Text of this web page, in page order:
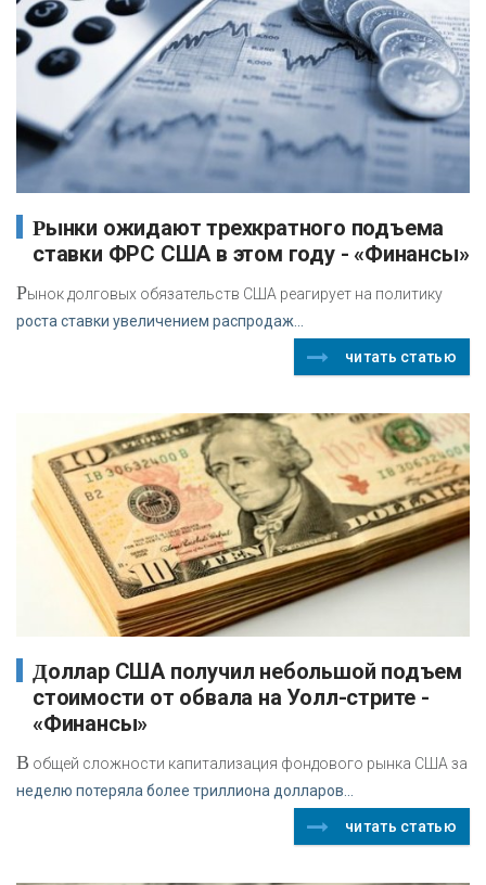
Рынки ожидают трехкратного подъема
ставки ФРС США в этом году - «Финансы»
Рынок долговых обязательств США реагирует на политику
роста ставки увеличением распродаж...
читать статью
Доллар США получил небольшой подъем
стоимости от обвала на Уолл-стрите -
«Финансы»
В общей сложности капитализация фондового рынка США за
неделю потеряла более триллиона долларов...
читать статью